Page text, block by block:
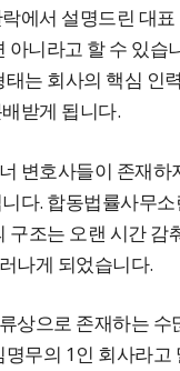
에서 설명드린 대
아니라고 할 수 있
는 회사의 핵심 인
받게 됩니다.
변호사들이 존재
다. 합동법률사무
구조는 오랜 시간
나게 되었습니다.
상으로 존재하는
무의 1인 회사라